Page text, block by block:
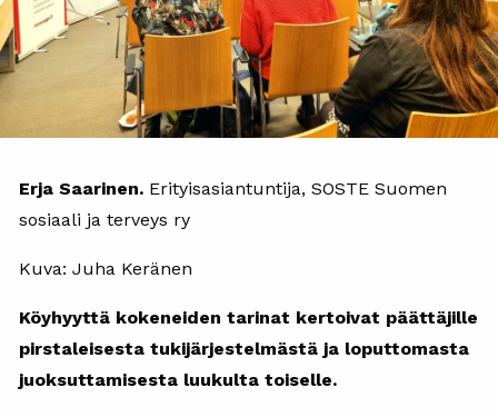
Erja Saarinen. Erityisasiantuntija, SOSTE Suomen
sosiaali ja terveys ry
Kuva: Juha Keränen
Köyhyyttä kokeneiden tarinat kertoivat päättäjille
pirstaleisesta tukijärjestelmästä ja loputtomasta
juoksuttamisesta luukulta toiselle.